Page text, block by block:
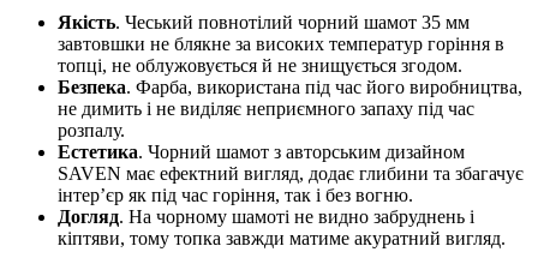
Якість. Чеський повнотілий чорний шамот 35 мм
завтовшки не блякне за високих температур горіння в
топці, не облужовується й не знищується згодом.
Безпека. Фарба, використана під час його виробництва,
не димить і не виділяє неприємного запаху під час
розпалу.
Естетика. Чорний шамот з авторським дизайном
SAVEN має ефектний вигляд, додає глибини та збагачує
інтер’єр як під час горіння, так і без вогню.
Догляд. На чорному шамоті не видно забруднень і
кіптяви, тому топка завжди матиме акуратний вигляд.